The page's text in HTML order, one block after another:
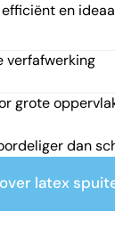
en
verfafwerking
grote
dan
latex